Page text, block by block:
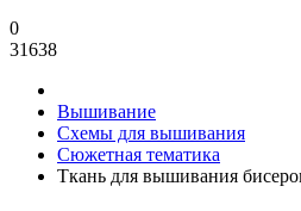
0
31638
Вышивание
Схемы для вышивания
Сюжетная тематика
Ткань для вышивания